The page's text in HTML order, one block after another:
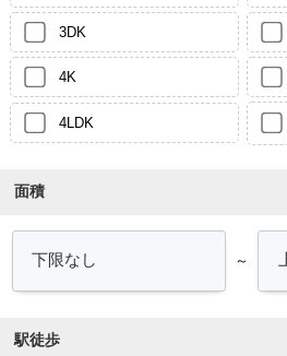
3DK
4K
4LDK
面積
～
駅徒歩